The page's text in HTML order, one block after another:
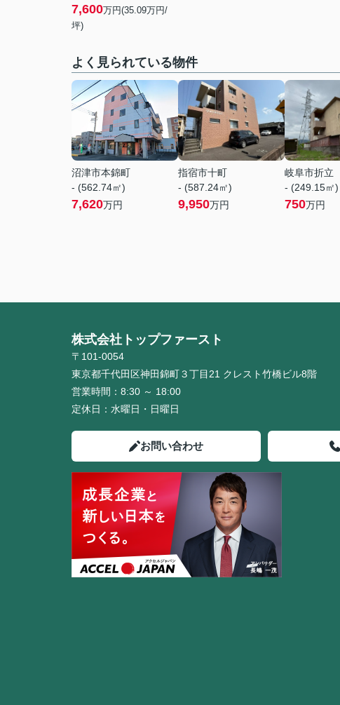
7,600万円(35.09万円/
坪)
よく見られている物件
沼津市本錦町
- (562.74㎡)
7,620万円
指宿市十町
- (587.24㎡)
9,950万円
岐阜市折立
- (249.15㎡)
750万円
株式会社トップファースト
〒101-0054
東京都千代田区神田錦町３丁目21 クレスト竹橋ビル8階
営業時間： 8:30 ～ 18:00
定休日： 水曜日・日曜日
お問い合わせ